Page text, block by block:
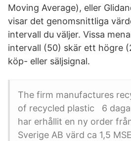
Moving Average), eller
visar det genomsnittliga
intervall du väljer. Vissa
intervall (50) skär ett högre
köp- eller säljsignal.
The firm manufactures
of recycled plastic 6
har erhållit en ny order
Sverige AB värd ca 1,5